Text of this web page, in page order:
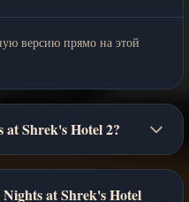
версию прямо на этой
at Shrek's Hotel 2?
at Shrek's Hotel